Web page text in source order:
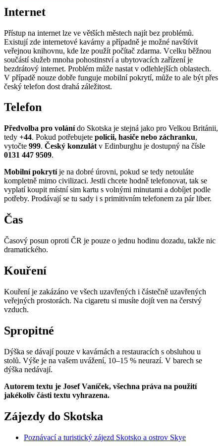
Internet
Přístup na internet lze ve větších městech najít bez problémů.
Existují zde internetové kavárny a případně je možné navštívit
veřejnou knihovnu, kde lze použít počítač zdarma. Vcelku běžnou
součástí služeb mnoha pohostinství a ubytovacích zařízení je
bezdrátový internet. Problém může nastat v odlehlejších oblastech.
V případě nouze dobře funguje mobilní pokrytí, může to ale být přes
český telefon dost drahá záležitost.
Telefon
Předvolba pro volánído Skotska je stejná jako pro Velkou Británii,
tedy +44. Pokud potřebujete policii, hasiče nebo záchranku,
vytočte 999. Český konzulát v Edinburghu je dostupný na čísle
0131 447 9509.
Mobilní pokrytíje na dobré úrovni, pokud se tedy netouláte
kompletně mimo civilizaci. Jestli chcete hodně telefonovat, tak se
vyplatí koupit místní sim kartu s volnými minutami a dobíjet podle
potřeby. Prodávají se tu sady i s primitivním telefonem za pár liber.
Čas
Časový posun oproti ČR je pouze o jednu hodinu dozadu, takže nic
dramatického.
Kouření
Kouření je zakázáno ve všech uzavřených i částečně uzavřených
veřejných prostorách. Na cigaretu si musíte dojít ven na čerstvý
vzduch.
Spropitné
Dýška se dávají pouze v kavárnách a restauracích s obsluhou u
stolů. Výše je na vašem uvážení, 10–15 % neurazí. V barech se
dýška nedávají.
Autorem textu je Josef Vaníček, všechna práva na použití
jakékoliv části textu vyhrazena.
Zájezdy do Skotska
Poznávací a turistický zájezd Skotsko a ostrov Skye